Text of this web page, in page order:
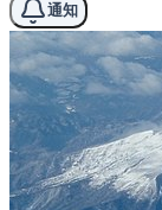
通知